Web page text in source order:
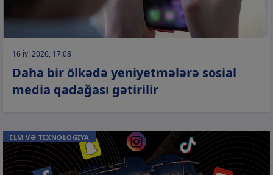
16 iyl 2026, 17:08
Daha bir ölkədə yeniyetmələrə sosial
media qadağası gətirilir
ELM VƏ TEXNOLOGİYA